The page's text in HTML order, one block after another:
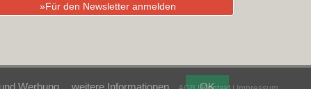
»Für den Newsletter anmelden
Werbung. weitere Informationen OK